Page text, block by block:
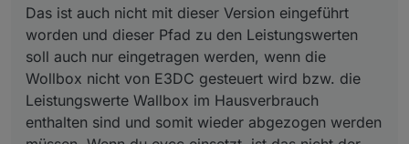
Ich hab hier folgendes eingetragen:
evcc.0.loadpoint.1.status.chargePower
und dieser Pfad zu den Leistungswerten soll auch nur
eingetragen werden, wenn die Wollbox nicht von E3DC
gesteuert wird bzw. die Leistungswerte Wallbox im
Hausverbrauch enthalten sind und somit wieder
abgezogen werden müssen. Wenn du evcc einsetzt, ist
das nicht der Fall und muss leer bleiben.
Für mich heißt das, wenn EVCC lädt, wird die
Ladesteuerung von ChargeControl abgeschalten.
Was ist, wenn ich nur mit 3000W das Auto lade
und 5000W von PV übrig sind? Wird dann der
Speicher voll gepumpt, da ja die ChargeControl
Ladelogik des Speichers aus ist? Wenn ja, ist das
Warum sollte man das machen, bzw. was hätte das für
einen Vorteil? Wenn ich mein Auto laden will, dann mit
gesamtem PV-Überschuss.
Das ist auch nicht mit dieser Version eingeführt
worden und dieser Pfad zu den Leistungswerten
soll auch nur eingetragen werden, wenn die
Wollbox nicht von E3DC gesteuert wird bzw. die
Leistungswerte Wallbox im Hausverbrauch
enthalten sind und somit wieder abgezogen werden